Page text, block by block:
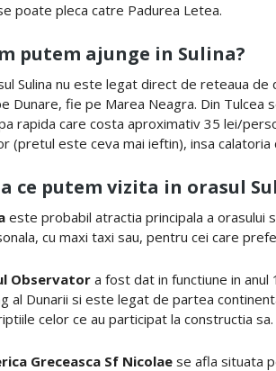
poate pleca catre Padurea Letea.
putem ajunge in Sulina?
Sulina nu este legat direct de reteaua de
Dunare, fie pe Marea Neagra. Din Tulcea
rapida care costa aproximativ 35 lei/
(pretul este ceva mai ieftin), insa calatoria
ce putem vizita in orasul
este probabil atractia principala a orasului
cu maxi taxi sau, pentru cei care
Observator a fost dat in functiune in
al Dunarii si este legat de partea
celor ce au participat la constructia
Greceasca Sf Nicolaese afla situata